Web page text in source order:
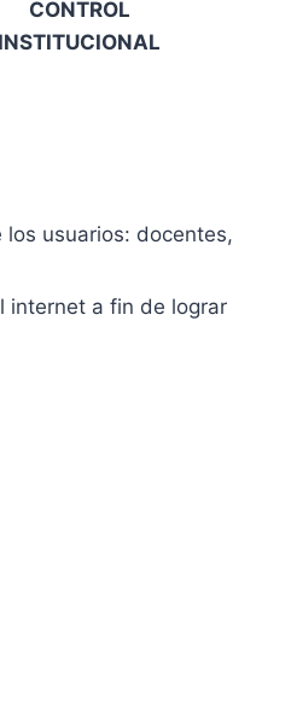
CONTROL
INSTITUCIONAL
usuarios: docentes,
internet a fin de lograr